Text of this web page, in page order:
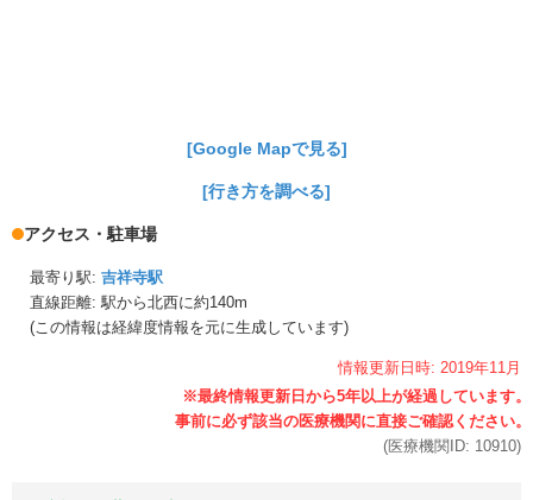
[Google Mapで見る]
[行き方を調べる]
アクセス・駐車場
最寄り駅: 吉祥寺駅
直線距離: 駅から北西に約140m
(この情報は経緯度情報を元に生成しています)
情報更新日時: 2019年11月
(医療機関ID: 10910)